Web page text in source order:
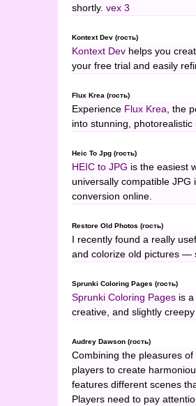
shortly. vex 3
Kontext Dev (гость)
Kontext Dev helps you
your free trial and easily
Flux Krea (гость)
Experience Flux Krea, the
into stunning, photorealistic
Heic To Jpg (гость)
HEIC to JPG is the easiest
universally compatible
conversion online.
Restore Old Photos (гость)
I recently found a really
and colorize old pictures —
Sprunki Coloring Pages (гость)
Sprunki Coloring Pages is
creative, and slightly
Audrey Dawson (гость)
Combining the pleasures
players to create
features different scenes
Players need to pay